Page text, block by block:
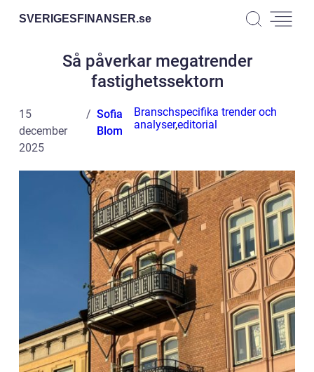
SVERIGESFINANSER.se
Så påverkar megatrender
fastighetssektorn
15
december
2025
Sofia
Blom
Branschspecifika trender och
analyser,editorial